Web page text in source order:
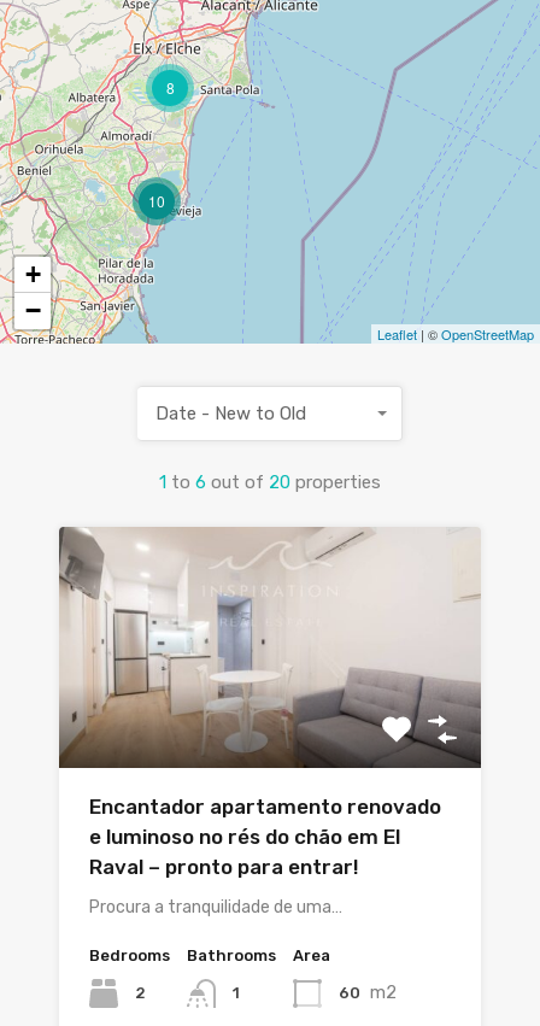
10
8
+
−
Leaflet | ©OpenStreetMap
1 to 6 out of 20 properties
Date - New to Old
Encantador apartamento renovado
e luminoso no rés do chão em El
Raval – pronto para entrar!
Procura a tranquilidade de uma…
Bedrooms
2
Bathrooms
1
Area
60 m2